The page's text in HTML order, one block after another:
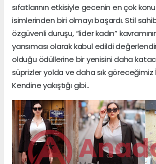
sıfatlarının etkisiyle gecenin en çok
isimlerinden biri olmayı başardı. Stil
özgüvenli duruşu, “lider kadın”
yansıması olarak kabul edildi
olduğu ödüllerine bir yenisini daha
süprizler yolda ve daha sık göreceğimiz
Kendine yakıştığı gibi..